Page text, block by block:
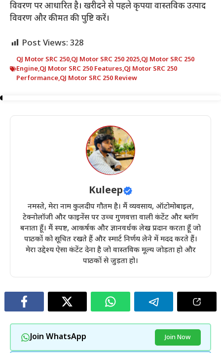
विवरण पर आधारित है। खरीदने से पहले कृपया वास्तविक उत्पाद
विवरण और कीमत की पुष्टि करें।
Post Views: 328
QJ Motor SRC 250,QJ Motor SRC 250 2025,QJ Motor SRC 250
Engine,QJ Motor SRC 250 Features,QJ Motor SRC 250
Performance,QJ Motor SRC 250 Review
Kuleep
नमस्ते, मेरा नाम कुलदीप गौतम है। मैं व्यवसाय, ऑटोमोबाइल,
टेक्नोलॉजी और फाइनेंस पर उच्च गुणवत्ता वाली कंटेंट और ब्लॉग
बनाता हूँ। मैं स्पष्ट, आकर्षक और ज्ञानवर्धक लेख प्रदान करता हूँ जो
पाठकों को सूचित रखते हैं और स्मार्ट निर्णय लेने में मदद करते हैं।
मेरा उद्देश्य ऐसा कंटेंट देना है जो वास्तविक मूल्य जोड़ता हो और
पाठकों से जुड़ता हो।
Join WhatsApp Join Now